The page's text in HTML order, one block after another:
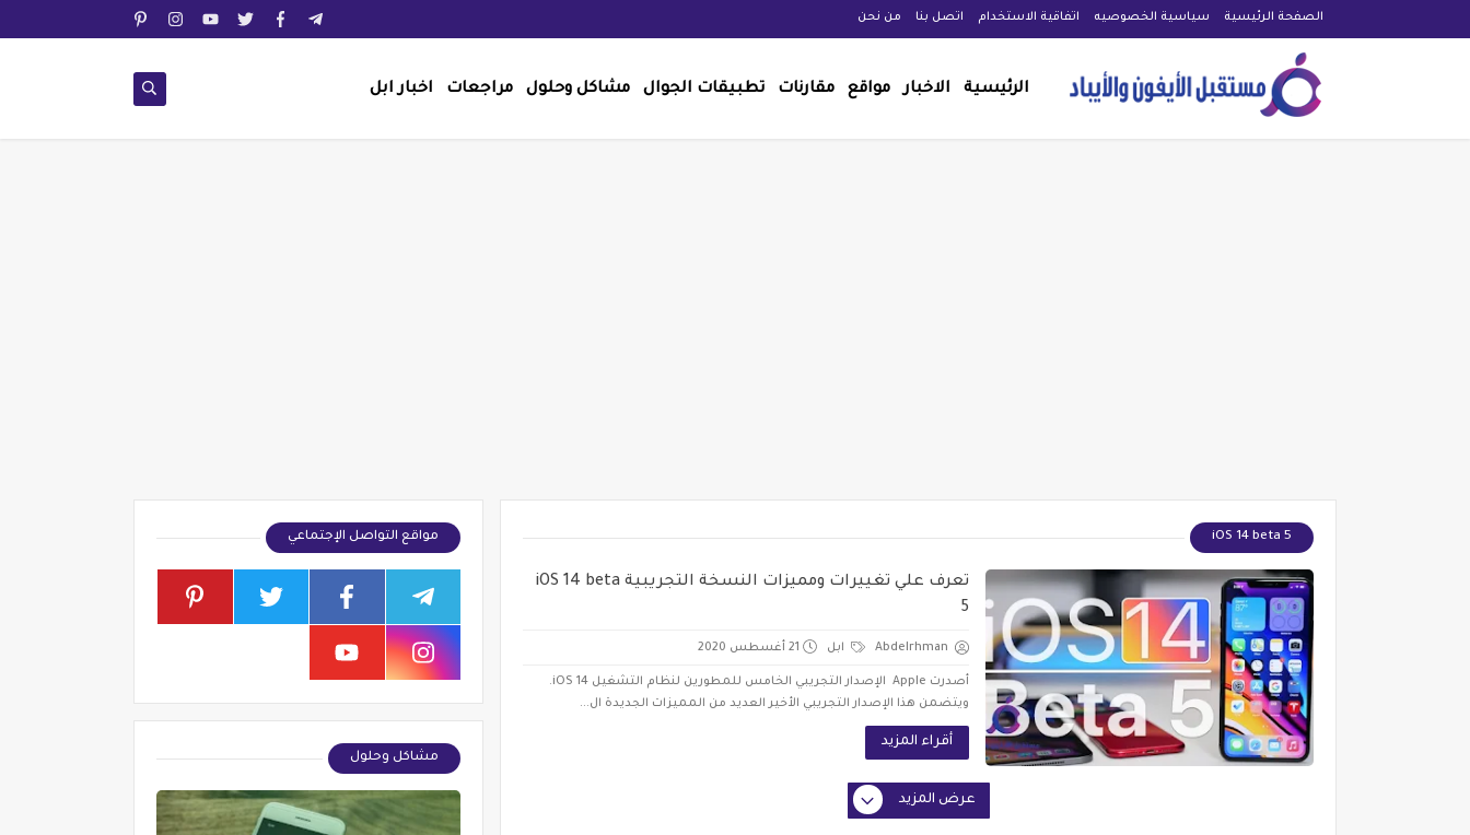
الصفحة الرئيسية سياسية الخصوصيه اتفاقية الاستخدام اتصل بنا من نحن
الرئيسية الاخبار مواقع مقارنات تطبيقات الجوال مشاكل وحلول مراجعات اخبار ابل
iOS 14 beta 5
تعرف علي تغييرات ومميزات النسخة التجريبية iOS 14 beta
5
Abdelrhman ابل 21 أغسطس 2020
أصدرت Apple الإصدار التجريبي الخامس للمطورين لنظام التشغيل iOS 14.
ويتضمن هذا الإصدار التجريبي الأخير العديد من المميزات الجديدة ال...
أقراء المزيد
عرض المزيد
مواقع التواصل الإجتماعي
مشاكل وحلول